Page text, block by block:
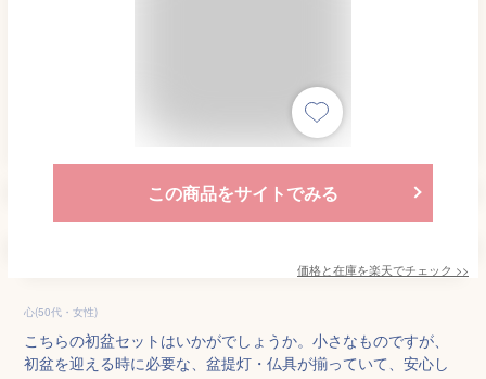
この商品をサイトでみる
価格と在庫を楽天でチェック >>
心(50代・女性)
こちらの初盆セットはいかがでしょうか。小さなものですが、
初盆を迎える時に必要な、盆提灯・仏具が揃っていて、安心し